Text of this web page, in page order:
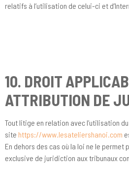
relatifs à l’utilisation de celui-ci et
10. DROIT
ATTRIBUTION DE
Tout litige en relation avec l’utilisation du
site https://www.lesateliershanoi.com
En dehors des cas où la loi ne le
exclusive de juridiction aux tribunaux